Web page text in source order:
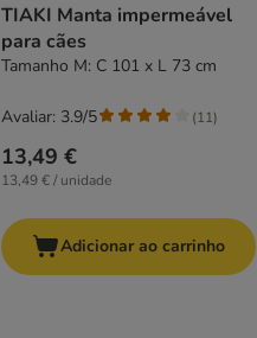
TIAKI Manta impermeável
para cães
Tamanho M: C 101 x L 73 cm
13,49 €
13,49 € / unidade
Avaliar: 3.9/5 (11)
Adicionar ao carrinho